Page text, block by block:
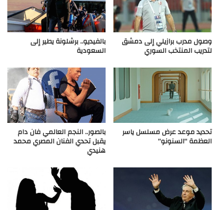
وصول مدرب برازيلي إلى دمشق
لتدريب المنتخب السوري
بالفيديو.. برشلونة يطير إلى
السعودية
تحديد موعد عرض مسلسل ياسر
العظمة “السنونو”
بالصور.. النجم العالمي فان دام
يقبل تحدي الفنان المصري محمد
هنيدي